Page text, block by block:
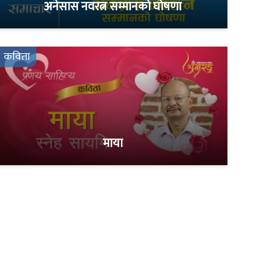
अनेसास नवरत्न सम्मानको घोषणा
कविता
माया